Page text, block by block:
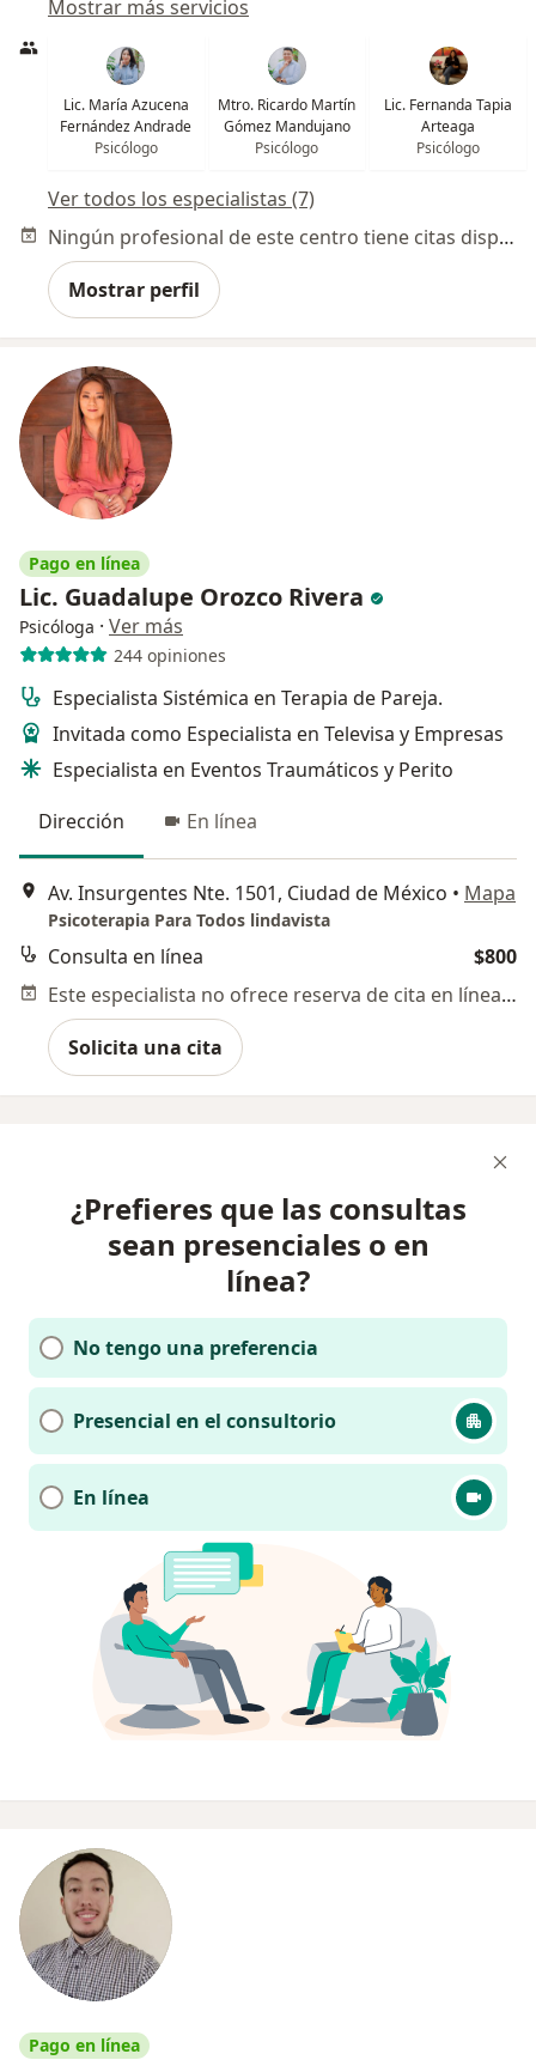
Mostrar más servicios
Lic. María Azucena
Fernández Andrade
Psicólogo
Mtro. Ricardo Martín
Gómez Mandujano
Psicólogo
Lic. Fernanda Tapia
Arteaga
Psicólogo
Ver todos los especialistas (7)
Ningún profesional de este centro tiene citas disponibles
Mostrar perfil
Pago en línea
Lic. Guadalupe Orozco Rivera
Psicóloga · Ver más
244 opiniones
Especialista Sistémica en Terapia de Pareja.
Invitada como Especialista en Televisa y Empresas
Especialista en Eventos Traumáticos y Perito
Dirección
En línea
Av. Insurgentes Nte. 1501, Ciudad de México • Mapa
Psicoterapia Para Todos lindavista
Consulta en línea
$800
Este especialista no ofrece reserva de cita en línea en esta dirección.
Solicita una cita
¿Prefieres que las consultas
sean presenciales o en
línea?
No tengo una preferencia
Presencial en el consultorio
En línea
Pago en línea